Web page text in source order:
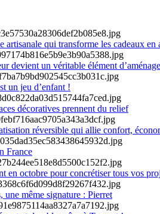
artisanale qui transforme les cadeaux en
devient un véritable élément
un jeu d’enfant !
décoratives prennent du relief
réversible qui allie confort,
France
en octobre pour concrétiser tous vos
une même signature : Pierret